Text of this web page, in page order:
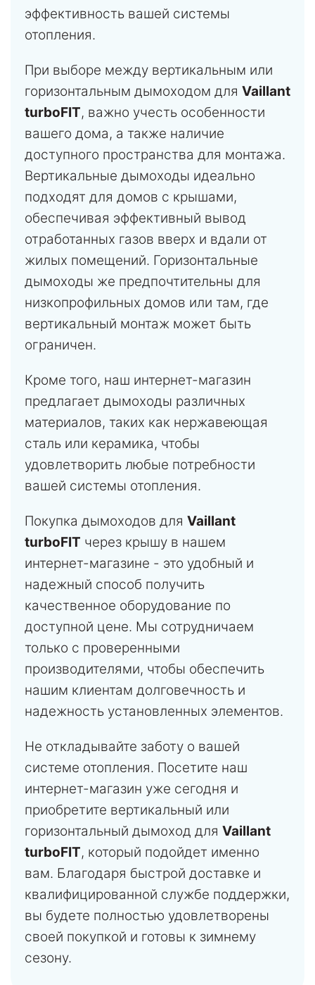
эффективность вашей системы
отопления.
При выборе между вертикальным или
горизонтальным дымоходом для Vaillant
turboFIT, важно учесть особенности
вашего дома, а также наличие
доступного пространства для монтажа.
Вертикальные дымоходы идеально
подходят для домов с крышами,
обеспечивая эффективный вывод
отработанных газов вверх и вдали от
жилых помещений. Горизонтальные
дымоходы же предпочтительны для
низкопрофильных домов или там, где
вертикальный монтаж может быть
ограничен.
Кроме того, наш интернет-магазин
предлагает дымоходы различных
материалов, таких как нержавеющая
сталь или керамика, чтобы
удовлетворить любые потребности
вашей системы отопления.
Покупка дымоходов для Vaillant
turboFIT через крышу в нашем
интернет-магазине - это удобный и
надежный способ получить
качественное оборудование по
доступной цене. Мы сотрудничаем
только с проверенными
производителями, чтобы обеспечить
нашим клиентам долговечность и
надежность установленных элементов.
Не откладывайте заботу о вашей
системе отопления. Посетите наш
интернет-магазин уже сегодня и
приобретите вертикальный или
горизонтальный дымоход для Vaillant
turboFIT, который подойдет именно
вам. Благодаря быстрой доставке и
квалифицированной службе поддержки,
вы будете полностью удовлетворены
своей покупкой и готовы к зимнему
сезону.